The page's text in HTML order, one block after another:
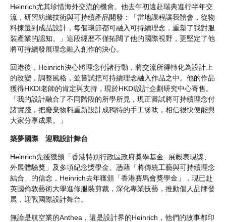
Heinrich尤其珍惜海外交流的機會。他去年初遠赴瑞典進行半年交
流，研習紡織技術與可持續產品開發：「當地課程讓我體會，從物
料揀選到成品設計，每個環節都可融入可持續理念，重塑了我對服
裝產業的認知。」這段經歷不僅拓闊了他的國際視野，更堅定了他
將可持續發展理念融入創作的決心。
回港後，Heinrich決心將理念付諸行動，將交流所得轉化為設計上
的改變，調整風格，並嘗試把可持續理念融入作品之中。他的作品
獲得HKDI老師的肯定與支持，現於HKDI設計企劃研究中心寄售。
「我的設計融合了不同階段的所學所見，現正嘗試將可持續理念付
諸實踐，把廢棄物料重新設計成獨特的手工煲呔，相信很快便能與
大家分享成果。」
築夢國際 迎戰設計舞台
Heinrich先後獲頒「香港特別行政區政府獎學基金─展毅表現獎、
外展體驗獎」及多項紀念獎學金。憑藉「將傳統工藝與可持續理念
結合」的信念，Heinrich去年獲頒「香港賽馬會獎學金」，現已赴
英國倫敦藝術大學進修服裝剪裁，深化專業技藝，推動個人品牌發
展，迎戰國際設計舞台。
無論是航空業的Anthea，還是設計界的Heinrich，他們的故事都印